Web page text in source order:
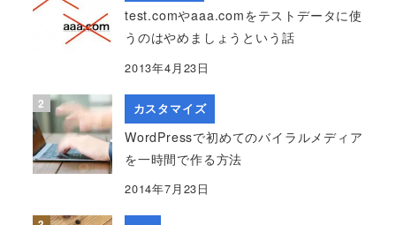
test.comやaaa.comをテストデータに使
うのはやめましょうという話
2013年4月23日
カスタマイズ
WordPressで初めてのバイラルメディア
を一時間で作る方法
2014年7月23日